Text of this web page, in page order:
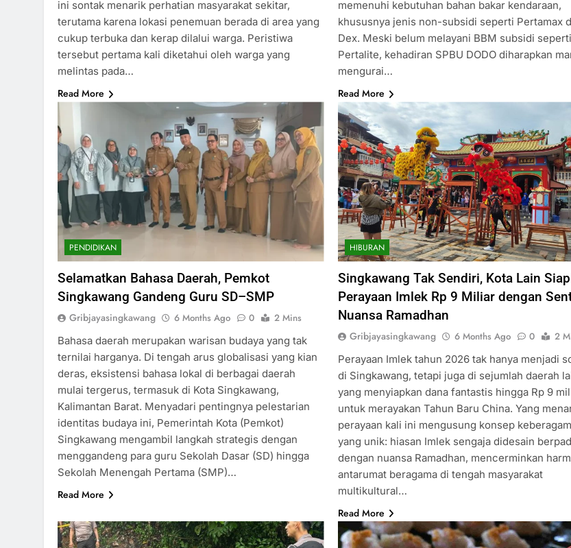
ini sontak menarik perhatian masyarakat sekitar,
terutama karena lokasi penemuan berada di area yang
cukup terbuka dan kerap dilalui warga. Peristiwa
tersebut pertama kali diketahui oleh warga yang
melintas pada…
Read More
memenuhi kebutuhan bahan bakar kendaraan,
khususnya jenis non-subsidi seperti Pertamax
Dex. Meski belum melayani BBM subsidi seperti
Pertalite, kehadiran SPBU DODO diharapkan
mengurai…
Read More
PENDIDIKAN
Selamatkan Bahasa Daerah, Pemkot
Singkawang Gandeng Guru SD–SMP
Gribjayasingkawang 6 Months Ago 0
2 Mins
Bahasa daerah merupakan warisan budaya yang tak
ternilai harganya. Di tengah arus globalisasi yang kian
deras, eksistensi bahasa lokal di berbagai daerah
mulai tergerus, termasuk di Kota Singkawang,
Kalimantan Barat. Menyadari pentingnya pelestarian
identitas budaya ini, Pemerintah Kota (Pemkot)
Singkawang mengambil langkah strategis dengan
menggandeng para guru Sekolah Dasar (SD) hingga
Sekolah Menengah Pertama (SMP)…
Read More
HIBURAN
Singkawang Tak Sendiri, Kota Lain
Perayaan Imlek Rp 9 Miliar dengan
Nuansa Ramadhan
Gribjayasingkawang 6 Months Ago 0
2
Perayaan Imlek tahun 2026 tak hanya menjadi
di Singkawang, tetapi juga di sejumlah daerah
yang menyiapkan dana fantastis hingga Rp 9
untuk merayakan Tahun Baru China. Yang
perayaan kali ini mengusung konsep
yang unik: hiasan Imlek sengaja didesain
dengan nuansa Ramadhan, mencerminkan
antarumat beragama di tengah masyarakat
multikultural…
Read More